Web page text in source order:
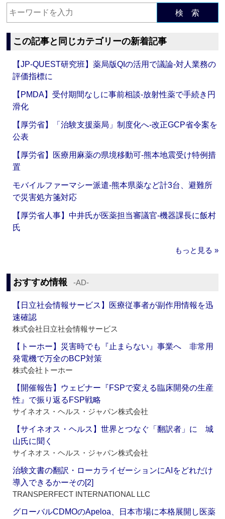
検 索
この記事と同じカテゴリーの新着記事
【JP-QUEST研究班】薬局版QIの活用で議論‐対人業務の
評価指標に
【PMDA】受付期間なしに事前相談‐放射性薬で手続き円
滑化
【厚労省】「治験支援薬局」制度化へ‐改正GCP省令案を
公表
【厚労省】医療用麻薬の県境移動可‐熊本地震受け特例措
置
モバイルファーマシー派遣‐熊本県薬など計3台、避難所
で災害処方箋対応
【厚労省人事】中井氏が医薬担当審議官‐機器課長に飯村
氏
もっと見る »
おすすめ情報 ‐AD‐
【日立社会情報サービス】医療従事者が副作用情報を迅
速確認
株式会社日立社会情報サービス
【トーホー】災害時でも『止まらない』事業へ 非常用
発電機で万全のBCP対策
株式会社トーホー
【開催報告】ウェビナー『FSPで変える臨床開発の生産
性』で振り返るFSP戦略
サイネオス・ヘルス・ジャパン株式会社
【サイネオス・ヘルス】世界とつなぐ「翻訳者」に 城
山氏に聞く
サイネオス・ヘルス・ジャパン株式会社
治験文書の翻訳・ローカライゼーションにAIをどれだけ
導入できるかーその[2]
TRANSPERFECT INTERNATIONAL LLC
グローバルCDMOのApeloa、日本市場に本格展開し医薬